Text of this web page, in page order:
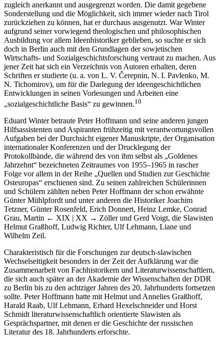
zugleich anerkannt und ausgegrenzt worden. Die damit gegebene
Sonderstellung und die Möglichkeit, sich immer wieder nach Tirol
zurückziehen zu können, hat er durchaus ausgenutzt. War Winter
aufgrund seiner vorwiegend theologischen und philosophischen
Ausbildung vor allem Ideenhistoriker geblieben, so suchte er sich
doch in Berlin auch mit den Grundlagen der sowjetischen
Wirtschafts- und Sozialgeschichtsforschung vertraut zu machen. Aus
jener Zeit hat sich ein Verzeichnis von Autoren erhalten, deren
Schriften er studierte (u. a. von L. V. Čerepnin, N. I. Pavlenko, M.
N. Tichomirov), um für die Darlegung der ideengeschichtlichen
Entwicklungen in seinen Vorlesungen und Arbeiten eine
„sozialgeschichtliche Basis“ zu gewinnen.10
Eduard Winter betraute Peter Hoffmann und seine anderen jungen
Hilfsassistenten und Aspiranten frühzeitig mit verantwortungsvollen
Aufgaben bei der Durchsicht eigener Manuskripte, der Organisation
internationaler Konferenzen und der Drucklegung der
Protokollbände, die während des von ihm selbst als „Goldenes
Jahrzehnt“ bezeichneten Zeitraumes von 1955–1965 in rascher
Folge vor allem in der Reihe „Quellen und Studien zur Geschichte
Osteuropas“ erschienen sind. Zu seinen zahlreichen Schülerinnen
und Schülern zählten neben Peter Hoffmann der schon erwähnte
Günter Mühlpfordt und unter anderen die Historiker Joachim
Tetzner, Günter Rosenfeld, Erich Donnert, Heinz Lemke, Conrad
Grau, Martin ← XIX | XX → Zöller und Gerd Voigt, die Slawisten
Helmut Graßhoff, Ludwig Richter, Ulf Lehmann, Liane und
Wilhelm Zeil.
Charakteristisch für die Forschungen zur deutsch-slawischen
Wechselseitigkeit besonders in der Zeit der Aufklärung war die
Zusammenarbeit von Fachhistorikern und Literaturwissenschaftlern,
die sich auch später an der Akademie der Wissenschaften der DDR
zu Berlin bis zu den achtziger Jahren des 20. Jahrhunderts fortsetzen
sollte. Peter Hoffmann hatte mit Helmut und Annelies Graßhoff,
Harald Raab, Ulf Lehmann, Erhard Hexelschneider und Horst
Schmidt literaturwissenschaftlich orientierte Slawisten als
Gesprächspartner, mit denen er die Geschichte der russischen
Literatur des 18. Jahrhunderts erforschte.